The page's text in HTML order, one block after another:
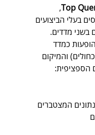
Top
,
בעלי הביצועים
בשני מדדים.
כמדד
והמיקום
הספציפית:
המצטברים